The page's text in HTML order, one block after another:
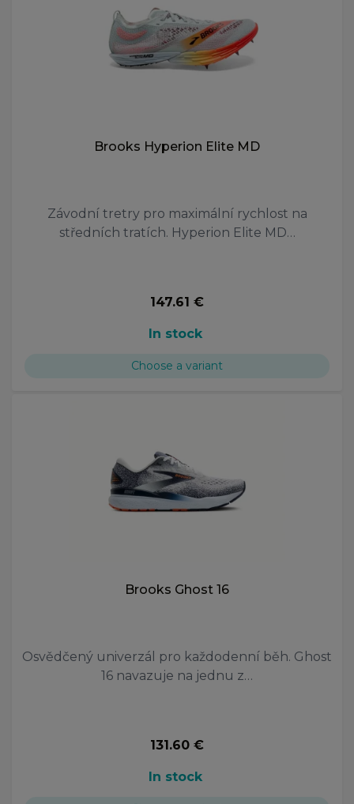
Brooks Hyperion Elite MD
Závodní tretry pro maximální rychlost na
středních tratích. Hyperion Elite MD…
147.61 €
In stock
Choose a variant
Brooks Ghost 16
Osvědčený univerzál pro každodenní běh. Ghost
16 navazuje na jednu z…
131.60 €
In stock